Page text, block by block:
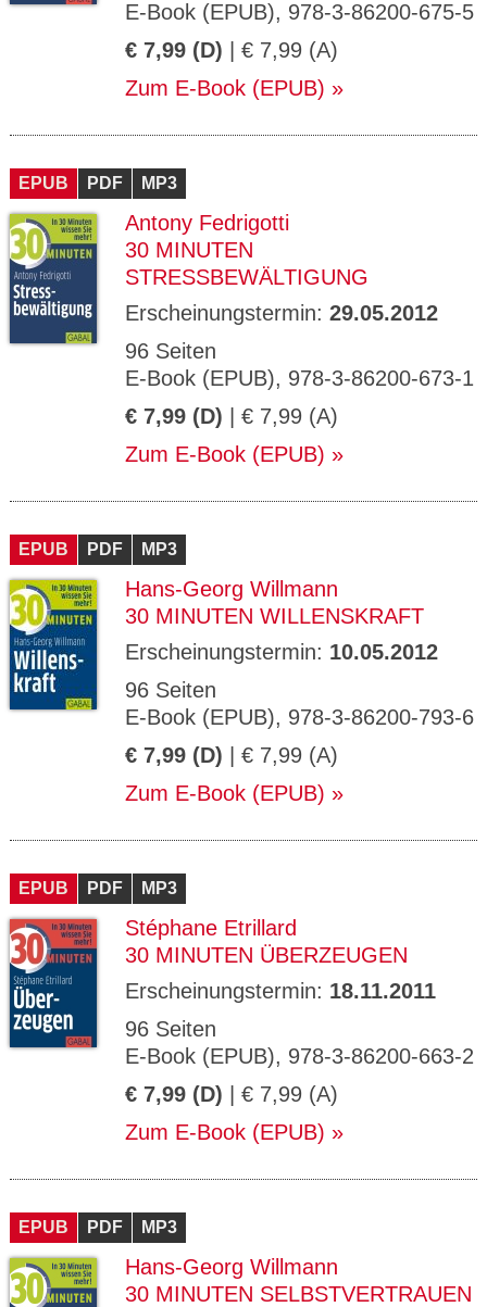
E-Book (EPUB), 978-3-86200-675-5
€ 7,99 (D) | € 7,99 (A)
Zum E-Book (EPUB)
EPUB PDF MP3
Antony Fedrigotti
30 MINUTEN
STRESSBEWÄLTIGUNG
Erscheinungstermin: 29.05.2012
96 Seiten
E-Book (EPUB), 978-3-86200-673-1
€ 7,99 (D) | € 7,99 (A)
Zum E-Book (EPUB)
EPUB PDF MP3
Hans-Georg Willmann
30 MINUTEN WILLENSKRAFT
Erscheinungstermin: 10.05.2012
96 Seiten
E-Book (EPUB), 978-3-86200-793-6
€ 7,99 (D) | € 7,99 (A)
Zum E-Book (EPUB)
EPUB PDF MP3
Stéphane Etrillard
30 MINUTEN ÜBERZEUGEN
Erscheinungstermin: 18.11.2011
96 Seiten
E-Book (EPUB), 978-3-86200-663-2
€ 7,99 (D) | € 7,99 (A)
Zum E-Book (EPUB)
EPUB PDF MP3
Hans-Georg Willmann
30 MINUTEN SELBSTVERTRAUEN